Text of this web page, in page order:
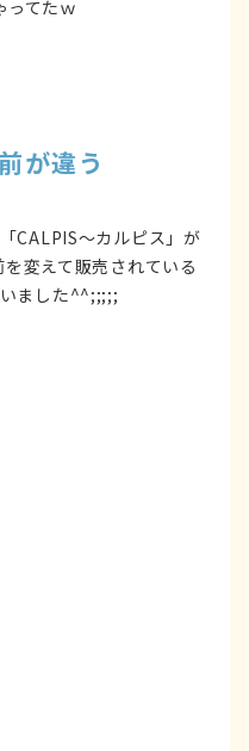
ってたｗ
が違う
CALPIS～カルピス」が
を変えて販売されている
ました^^;;;;;